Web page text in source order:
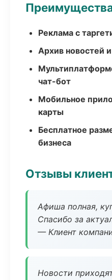
Реклама с
Архив новостей
чат-бот
Мобильное
карты
Бесплатное
бизнеса
Отзывы
Афиша полная,
Спасибо за
— Клиент
Новости